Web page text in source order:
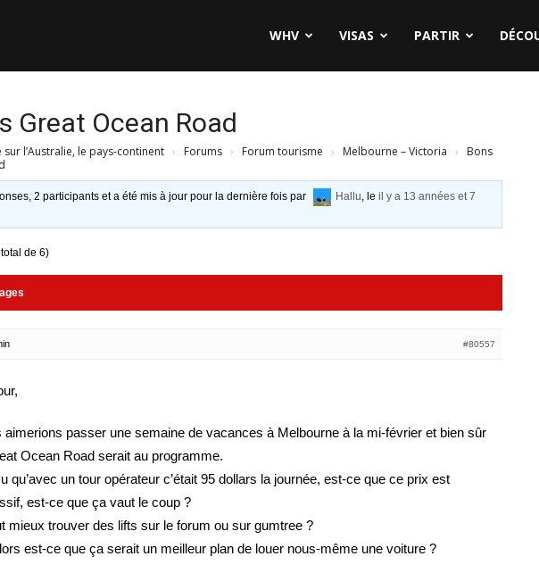
WHV VISAS PARTIR
Great Ocean Road
l’Australie, le pays-continent › Forums › Forum tourisme › Melbourne – Victoria ›
Bons
2 participants et a été mis à jour pour la dernière fois par Hallu, leil y a 13 années et 7
de 6)
#80557
aimerions passer une semaine de vacances à Melbourne à la mi-février et bien sûr
Ocean Road serait au programme.
qu’avec un tour opérateur c’était 95 dollars la journée, est-ce que ce prix est
est-ce que ça vaut le coup ?
mieux trouver des lifts sur le forum ou sur gumtree ?
est-ce que ça serait un meilleur plan de louer nous-même une voiture ?